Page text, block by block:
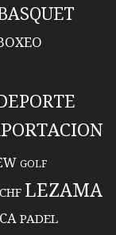
GOLF
LEZAMA
PADEL